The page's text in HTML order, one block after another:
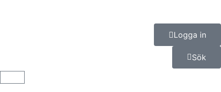
Logga in
Sök